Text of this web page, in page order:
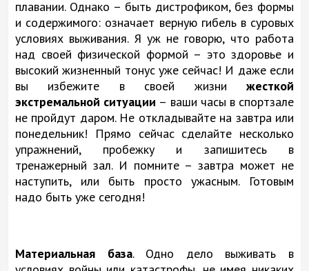
плавании. Однако – быть дистрофиком, без формы
и содержимого: означает верную гибель в суровых
условиях выживания. Я уж не говорю, что работа
над своей физической формой – это здоровье и
высокий жизненный тонус уже сейчас! И даже если
вы избежите в своей жизни жесткой
экстремальной ситуации – ваши часы в спортзале
не пройдут даром. Не откладывайте на завтра или
понедельник! Прямо сейчас сделайте несколько
упражнений, пробежку и запишитесь в
тренажерный зал. И помните – завтра может не
наступить, или быть просто ужасным. Готовым
надо быть уже сегодня!
Материальная база. Одно дело выживать в